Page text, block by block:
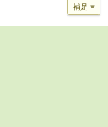
補足